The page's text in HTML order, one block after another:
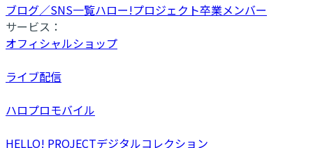
ブログ／SNS一覧ハロー!プロジェクト卒業メンバー
サービス：
オフィシャルショップ
ライブ配信
ハロプロモバイル
HELLO! PROJECTデジタルコレクション